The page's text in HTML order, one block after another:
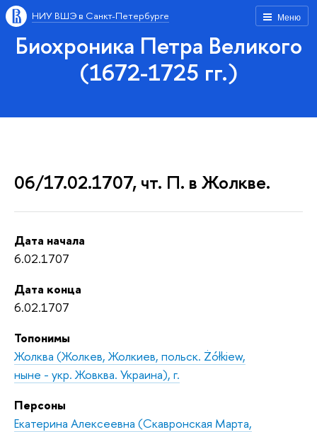
Меню
НИУ ВШЭ в Санкт-Петербурге
Биохроника Петра Великого
(1672-1725 гг.)
06/17.02.1707, чт. П. в Жолкве.
Дата начала
6.02.1707
Дата конца
6.02.1707
Топонимы
Жолква (Жолкев, Жолкиев, польск. Żółkiew,
ныне - укр. Жовква. Украина), г.
Персоны
Екатерина Алексеевна (Скавронская Марта,